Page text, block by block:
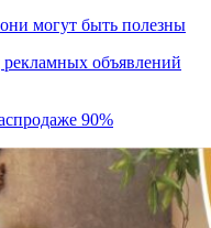
могут быть полезны
рекламных объявлений
90%